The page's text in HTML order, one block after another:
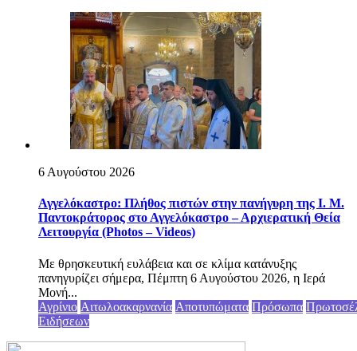
6 Αυγούστου 2026
Αγγελόκαστρο: Πλήθος πιστών στην πανήγυρη της Ι. Μ.
Παντοκράτορος στο Αγγελόκαστρο – Αρχιερατική Θεία
Λειτουργία (Photos – Videos)
Με θρησκευτική ευλάβεια και σε κλίμα κατάνυξης
πανηγυρίζει σήμερα, Πέμπτη 6 Αυγούστου 2026, η Ιερά
Μονή...
Αγρίνιο Αιτωλοακαρνανία Αποτυπώματα Πρόσωπα
Ειδήσεων